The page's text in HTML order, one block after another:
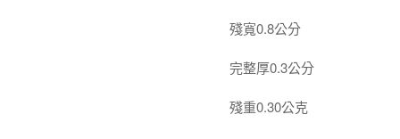
殘寬0.8公分
完整厚0.3公分
殘重0.30公克